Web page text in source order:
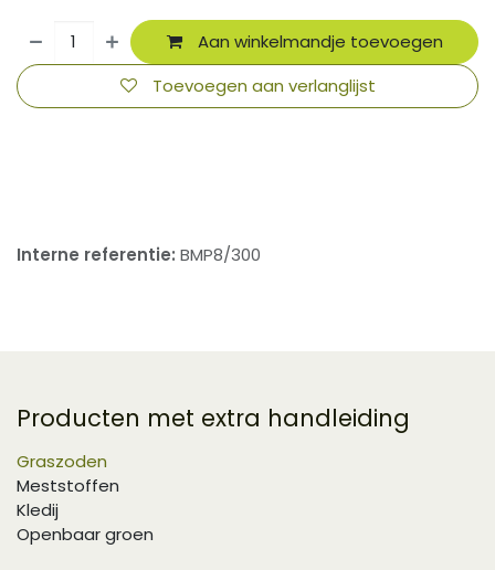
Aan winkelmandje toevoegen
Toevoegen aan verlanglijst
Interne referentie: BMP8/300
Producten met extra handleiding
Graszoden
Meststoffen
Kledij
Openbaar groen